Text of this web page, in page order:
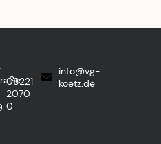
08221
2070-
0
info@vg-
koetz.de